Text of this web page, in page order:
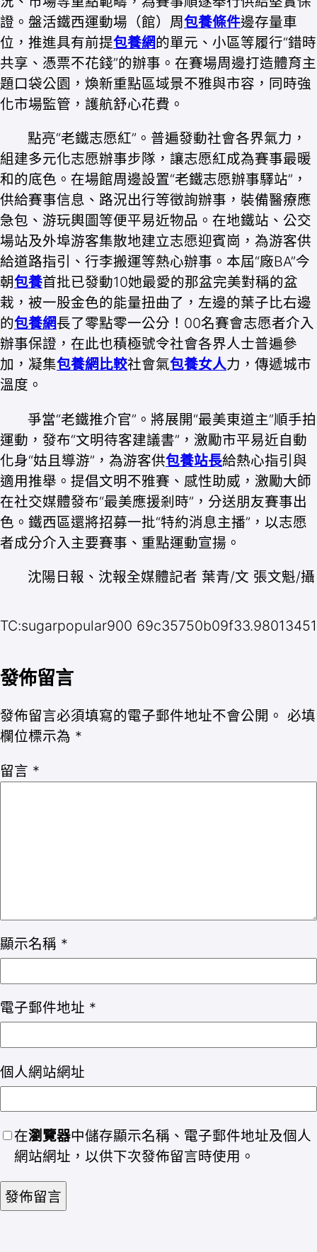
證。盤活鐵西運動場（館）周包養條件邊存量車
位，推進具有前提包養網的單元、小區等履行“錯時
共享、憑票不花錢”的辦事。在賽場周邊打造體育主
題口袋公園，煥新重點區域景不雅與市容，同時強
化市場監管，護航舒心花費。
點亮“老鐵志愿紅”。普遍發動社會各界氣力，
組建多元化志愿辦事步隊，讓志愿紅成為賽事最暖
和的底色。在場館周邊設置“老鐵志愿辦事驛站”，
供給賽事信息、路況出行等徵詢辦事，裝備醫療應
急包、游玩輿圖等便平易近物品。在地鐵站、公交
場站及外埠游客集散地建立志愿迎賓崗，為游客供
給道路指引、行李搬運等熱心辦事。本屆“廠BA”今
朝包養首批已發動10她最愛的那盆完美對稱的盆
栽，被一股金色的能量扭曲了，左邊的葉子比右邊
的包養網長了零點零一公分！00名賽會志愿者介入
辦事保證，在此也積極號令社會各界人士普遍參
加，凝集包養網比較社會氣包養女人力，傳遞城市
溫度。
爭當“老鐵推介官”。將展開“最美東道主”順手拍
運動，發布“文明待客建議書”，激勵市平易近自動
化身“姑且導游”，為游客供包養站長給熱心指引與
適用推舉。提倡文明不雅賽、感性助威，激勵大師
在社交媒體發布“最美應援剎時”，分送朋友賽事出
色。鐵西區還將招募一批“特約消息主播”，以志愿
者成分介入主要賽事、重點運動宣揚。
沈陽日報、沈報全媒體記者 葉青/文 張文魁/攝
TC:sugarpopular900 69c35750b09f33.98013451
發佈留言
發佈留言必須填寫的電子郵件地址不會公開。 必填
欄位標示為 *
留言 *
顯示名稱 *
電子郵件地址 *
個人網站網址
在瀏覽器中儲存顯示名稱、電子郵件地址及個人
網站網址，以供下次發佈留言時使用。